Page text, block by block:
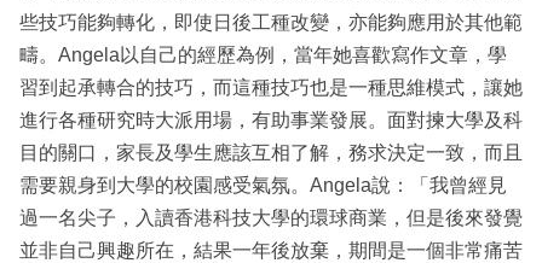
些技巧能夠轉化，即使日後工種改變，亦能夠應用於其他範
疇。Angela以自己的經歷為例，當年她喜歡寫作文章，學
習到起承轉合的技巧，而這種技巧也是一種思維模式，讓她
進行各種研究時大派用場，有助事業發展。面對揀大學及科
目的關口，家長及學生應該互相了解，務求決定一致，而且
需要親身到大學的校園感受氣氛。Angela說：「我曾經見
過一名尖子，入讀香港科技大學的環球商業，但是後來發覺
並非自己興趣所在，結果一年後放棄，期間是一個非常痛苦